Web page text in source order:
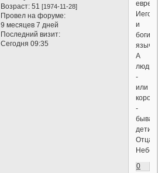
Возраст: 51[1974-11-28]
Провел на форуме:
9 месяцев 7 дней
Последний визит:
Сегодня 09:35
и
боги
А
люди
-
или
-
дети
Отца
0